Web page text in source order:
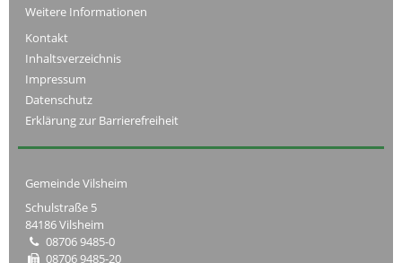
Weitere Informationen
Kontakt
Inhaltsverzeichnis
Impressum
Datenschutz
Erklärung zur Barrierefreiheit
Gemeinde Vilsheim
Schulstraße 5
84186 Vilsheim
08706 9485-0
08706 9485-20